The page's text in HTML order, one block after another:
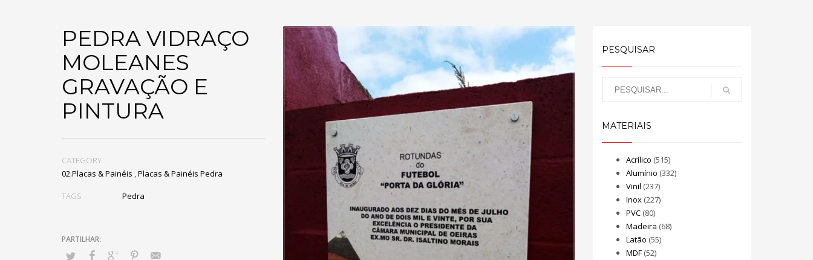
PEDRA VIDRAÇO
MOLEANES
GRAVAÇÃO E
PINTURA
CATEGORY
02.Placas & Painéis ,Placas & Painéis Pedra
TAGS Pedra
PESQUISAR
MATERIAIS
Acrílico (515)
Alumínio (332)
Vinil (237)
Inox(227)
PVC(80)
Madeira (68)
Latão (55)
MDF(52)